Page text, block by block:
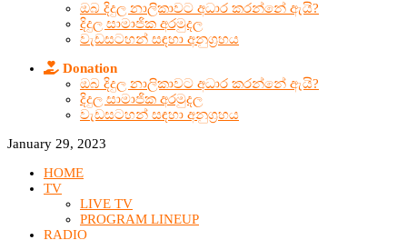
ඔබ දිදුල නාලිකාවට අධාර කරන්නේ ඇයි?
දිදුල සාමාජික අරමුදල
වැඩසටහන් සඳහා අනුග්‍රහය
Donation
ඔබ දිදුල නාලිකාවට අධාර කරන්නේ ඇයි?
දිදුල සාමාජික අරමුදල
වැඩසටහන් සඳහා අනුග්‍රහය
January 29, 2023
HOME
TV
LIVE TV
PROGRAM LINEUP
RADIO